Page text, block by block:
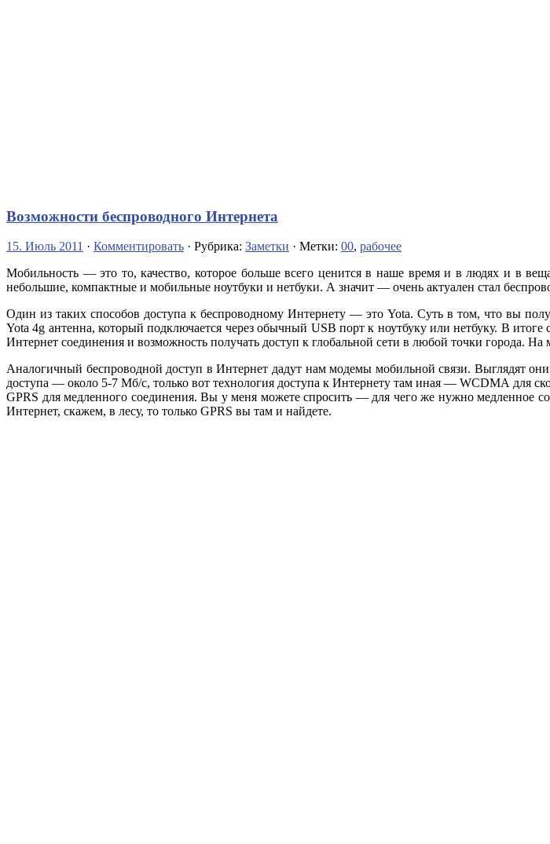
Возможности беспроводного Интернета
15. Июль 2011 · Комментировать · Рубрика: Заметки · Метки: 00, рабочее
Мобильность — это то, качество, которое больше всего ценится в наше время и в людях и в
небольшие, компактные и мобильные ноутбуки и нетбуки. А значит — очень актуален стал
Один из таких способов доступа к беспроводному Интернету — это Yota. Суть в том, что вы
Yota 4g антенна, который подключается через обычный USB порт к ноутбуку или нетбуку. В
Интернет соединения и возможность получать доступ к глобальной сети в любой точки города.
Аналогичный беспроводной доступ в Интернет дадут нам модемы мобильной связи. Выглядят
доступа — около 5-7 Мб/с, только вот технология доступа к Интернету там иная — WCDMA для
GPRS для медленного соединения. Вы у меня можете спросить — для чего же нужно медленное
Интернет, скажем, в лесу, то только GPRS вы там и найдете.